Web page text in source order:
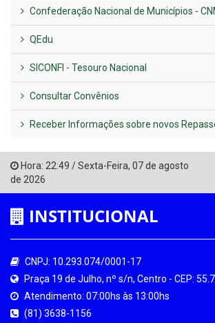
Confederação Nacional de Municípios -
QEdu
SICONFI - Tesouro Nacional
Consultar Convênios
Receber Informações sobre novos
Hora: 22:49 /Sexta-Feira, 07 de agosto
de 2026
INSTITUCIONAL
CNPJ: 10.293.074/0001-17
Praça 19 de Julho, nº s/n, Centro - CEP:
Atendimento: 07:00hs às 13:00hs
(81) 3638-1156